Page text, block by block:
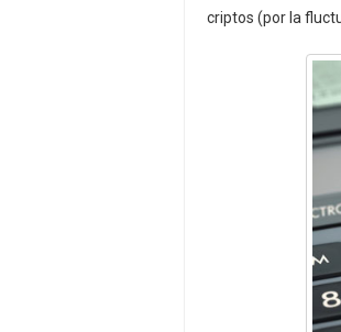
criptos (por la